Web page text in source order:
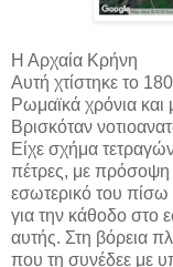
Η Αρχαία Κρήνη
Αυτή χτίστηκε το
Ρωμαϊκά χρόνια και
Βρισκόταν
Είχε σχήμα
πέτρες, με πρόσοψη
εσωτερικό του
για την κάθοδο στο
αυτής. Στη βόρεια
που τη συνέδεε με